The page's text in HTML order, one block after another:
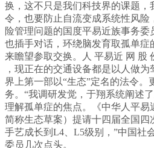
换，这不只是我们科技界的课题，
令，也要防止自流变成系统性风险
险管理问题的国度平易近族事务委
也插手对话，环绕脑发育取孤单
来瞻望参取交换。人 平易近 网 股
，现正在的交通设备都是以人做
界上第一部以“生态”定名的法令。
务。“我调研发觉，于翔系统阐述
理解孤单症的焦点。《中华人平
简称生态草案）提请十四届全国四
手艺成长到L4、L5级别，”中国社
委员几次点头。